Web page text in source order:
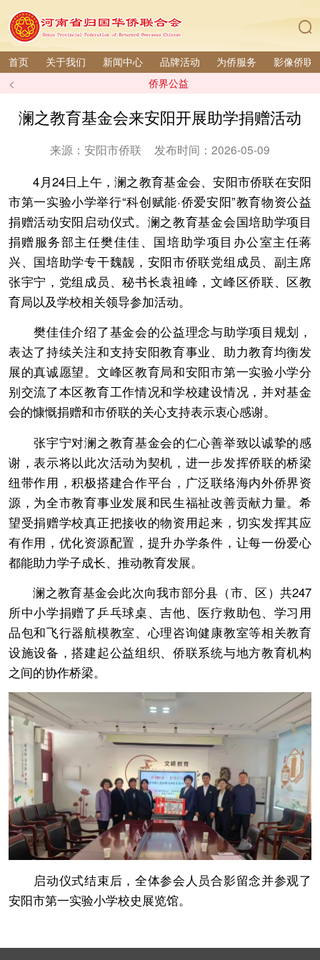
首页 关于我们 新闻中心 品牌活动 为侨服务 影像侨联
< 侨界公益
澜之教育基金会来安阳开展助学捐赠活动
来源：安阳市侨联 发布时间：2026-05-09
4月24日上午，澜之教育基金会、安阳市侨联在安阳
市第一实验小学举行“科创赋能·侨爱安阳”教育物资公益
捐赠活动安阳启动仪式。澜之教育基金会国培助学项目
捐赠服务部主任樊佳佳、国培助学项目办公室主任蒋
兴、国培助学专干魏靓，安阳市侨联党组成员、副主席
张宇宁，党组成员、秘书长袁祖峰，文峰区侨联、区教
育局以及学校相关领导参加活动。
樊佳佳介绍了基金会的公益理念与助学项目规划，
表达了持续关注和支持安阳教育事业、助力教育均衡发
展的真诚愿望。文峰区教育局和安阳市第一实验小学分
别交流了本区教育工作情况和学校建设情况，并对基金
会的慷慨捐赠和市侨联的关心支持表示衷心感谢。
张宇宁对澜之教育基金会的仁心善举致以诚挚的感
谢，表示将以此次活动为契机，进一步发挥侨联的桥梁
纽带作用，积极搭建合作平台，广泛联络海内外侨界资
源，为全市教育事业发展和民生福祉改善贡献力量。希
望受捐赠学校真正把接收的物资用起来，切实发挥其应
有作用，优化资源配置，提升办学条件，让每一份爱心
都能助力学子成长、推动教育发展。
澜之教育基金会此次向我市部分县（市、区）共247
所中小学捐赠了乒乓球桌、吉他、医疗救助包、学习用
品包和飞行器航模教室、心理咨询健康教室等相关教育
设施设备，搭建起公益组织、侨联系统与地方教育机构
之间的协作桥梁。
启动仪式结束后，全体参会人员合影留念并参观了
安阳市第一实验小学校史展览馆。